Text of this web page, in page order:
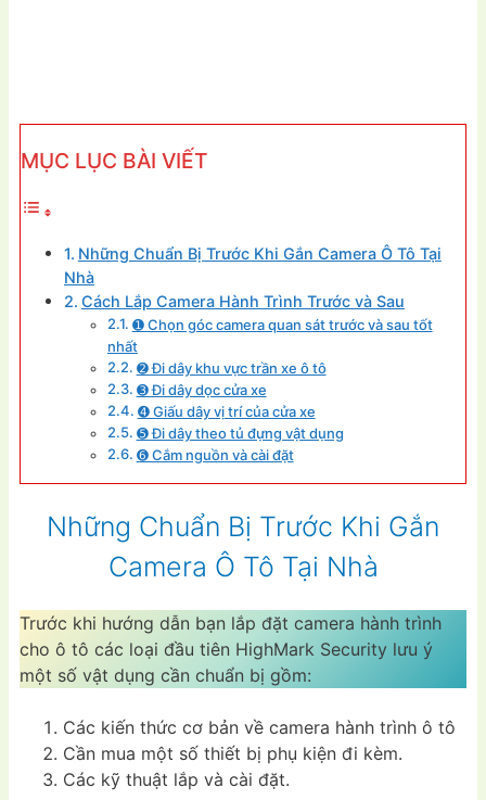
MỤC LỤC BÀI VIẾT
Những Chuẩn Bị Trước Khi Gắn Camera Ô Tô Tại
Nhà
Cách Lắp Camera Hành Trình Trước và Sau
➊ Chọn góc camera quan sát trước và sau tốt
nhất
➋ Đi dây khu vực trần xe ô tô
➌ Đi dây dọc cửa xe
➍ Giấu dây vị trí của cửa xe
➎ Đi dây theo tủ đựng vật dụng
➏ Cắm nguồn và cài đặt
Những Chuẩn Bị Trước Khi Gắn
Camera Ô Tô Tại Nhà
Trước khi hướng dẫn bạn lắp đặt camera hành trình
cho ô tô các loại đầu tiên HighMark Security lưu ý
một số vật dụng cần chuẩn bị gồm:
Các kiến thức cơ bản về camera hành trình ô tô
Cần mua một số thiết bị phụ kiện đi kèm.
Các kỹ thuật lắp và cài đặt.